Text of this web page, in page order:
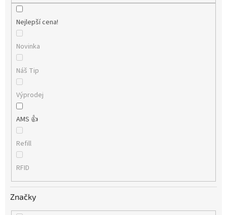
Nejlepší cena!
Novinka
Náš Tip
Výprodej
AMS 👍
Refill
RFID
Značky